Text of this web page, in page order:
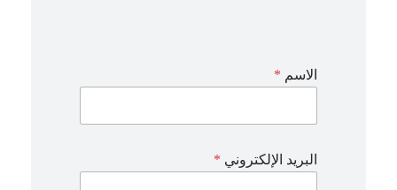
ل
م
ل
الاسم *
البريد الإلكتروني *